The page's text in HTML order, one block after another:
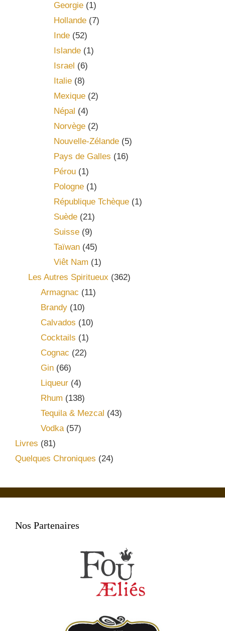
Georgie(1)
Hollande(7)
Inde(52)
Islande(1)
Israel (6)
Italie(8)
Mexique(2)
Népal (4)
Norvège(2)
Nouvelle-Zélande(5)
Pays de Galles (16)
Pérou(1)
Pologne(1)
République Tchèque(1)
Suède(21)
Suisse(9)
Taïwan(45)
Viêt Nam (1)
Les Autres Spiritueux (362)
Armagnac (11)
Brandy (10)
Calvados (10)
Cocktails (1)
Cognac (22)
Gin (66)
Liqueur (4)
Rhum (138)
Tequila & Mezcal (43)
Vodka(57)
Livres (81)
Quelques Chroniques (24)
Nos Partenaires